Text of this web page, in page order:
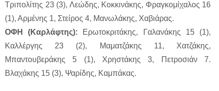
Τριπολίτης 23 (3), Λεώδης, Κοκκινάκης, Φραγκομίχαλος 16
(1), Αρμένης 1, Στείρος 4, Μανωλάκης, Χαβιάρας.
ΟΦΗ (Καρλάφτης): Ερωτοκριτάκης, Γαλανάκης 15 (1),
Καλλέργης 23 (2), Μαματζάκης 11, Χατζάκης,
Μπαντουβεράκης 5 (1), Χρηστάκης 3, Πετροσιάν 7.
Βλαχάκης 15 (3), Ψαρίδης, Καμπάκας.